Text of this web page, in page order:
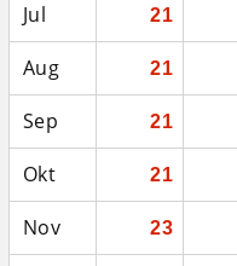
Jul 21
Aug 21
Sep 21
Okt 21
Nov 23